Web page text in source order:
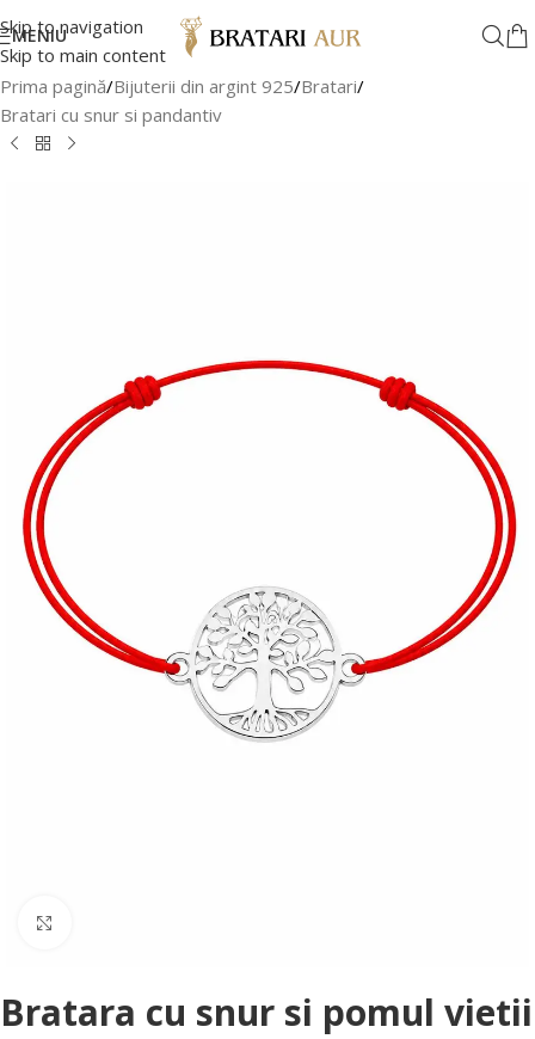
Skip to navigation
Skip to main content
MENIU
Prima pagină/Bijuterii din argint 925/Bratari/
Bratari cu snur si pandantiv
Bratara cu snur si pomul vietii